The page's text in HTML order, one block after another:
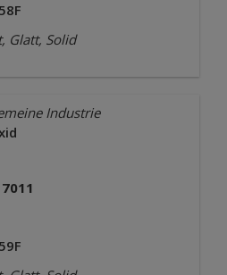
Glatt, Solid
Industrie
7011